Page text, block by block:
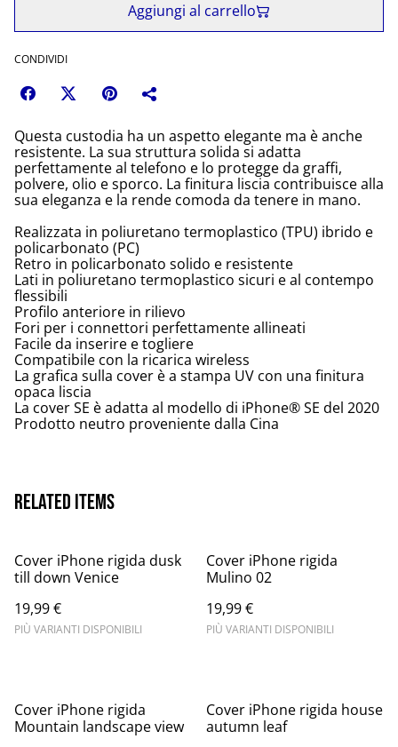
Aggiungi al carrello
CONDIVIDI
Questa custodia ha un aspetto elegante ma è anche
resistente. La sua struttura solida si adatta
perfettamente al telefono e lo protegge da graffi,
polvere, olio e sporco. La finitura liscia contribuisce alla
sua eleganza e la rende comoda da tenere in mano.
Realizzata in poliuretano termoplastico (TPU) ibrido e
policarbonato (PC)
Retro in policarbonato solido e resistente
Lati in poliuretano termoplastico sicuri e al contempo
flessibili
Profilo anteriore in rilievo
Fori per i connettori perfettamente allineati
Facile da inserire e togliere
Compatibile con la ricarica wireless
La grafica sulla cover è a stampa UV con una finitura
opaca liscia
La cover SE è adatta al modello di iPhone® SE del 2020
Prodotto neutro proveniente dalla Cina
Related items
Cover iPhone rigida dusk
till down Venice
19,99 €
PIÙ VARIANTI DISPONIBILI
Cover iPhone rigida
Mulino 02
19,99 €
PIÙ VARIANTI DISPONIBILI
Cover iPhone rigida
Mountain landscape view
Cover iPhone rigida house
autumn leaf